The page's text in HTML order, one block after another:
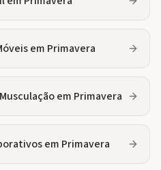
em Primavera
em Primavera
em Primavera